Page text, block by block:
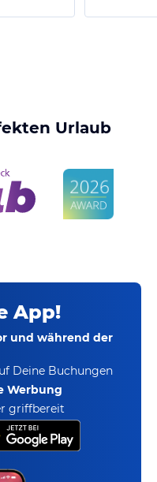
Urlaub
App!
und während der
Deine Buchungen
Werbung
griffbereit